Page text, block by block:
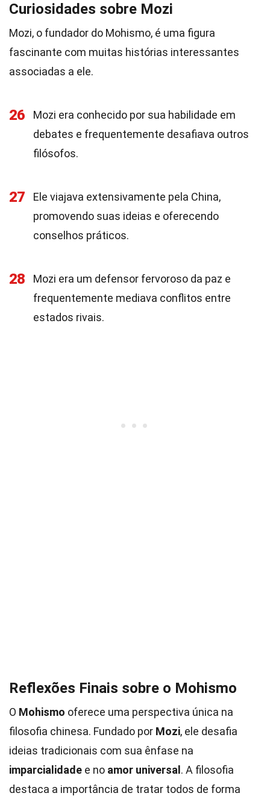
Curiosidades sobre Mozi
Mozi, o fundador do Mohismo, é uma figura
fascinante com muitas histórias interessantes
associadas a ele.
26
Mozi era conhecido por sua habilidade em
debates e frequentemente desafiava outros
filósofos.
27
Ele viajava extensivamente pela China,
promovendo suas ideias e oferecendo
conselhos práticos.
28
Mozi era um defensor fervoroso da paz e
frequentemente mediava conflitos entre
estados rivais.
Reflexões Finais sobre o Mohismo
O Mohismo oferece uma perspectiva única na
filosofia chinesa. Fundado por Mozi, ele desafia
ideias tradicionais com sua ênfase na
imparcialidade e no amor universal . A filosofia
destaca a importância de tratar todos de forma